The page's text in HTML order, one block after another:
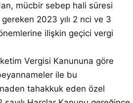
mücbir sebep hali süresi
2023 yılı 2 nci ve 3
ilişkin geçici vergi
Vergisi Kanununa göre
ile bu
tahakkuk eden özel